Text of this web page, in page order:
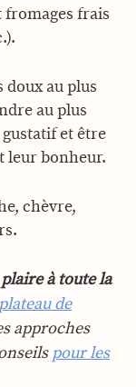
fromages frais
doux au plus
au plus
et être
leur bonheur.
chèvre,
plaire à toute la
de
approches
pour les